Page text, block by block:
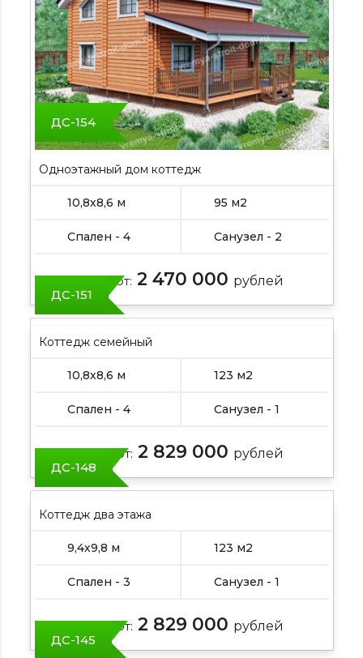
ДС-154
Одноэтажный дом коттедж
10,8х8,6 м 95 м2
Спален - 4 Санузел - 2
Цена от: 2 470 000 рублей
ДС-151
Коттедж семейный
10,8х8,6 м 123 м2
Спален - 4 Санузел - 1
Цена от: 2 829 000 рублей
ДС-148
Коттедж два этажа
9,4х9,8 м 123 м2
Спален - 3 Санузел - 1
Цена от: 2 829 000 рублей
ДС-145